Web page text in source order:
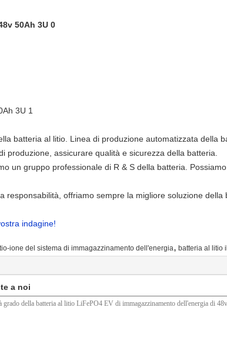
batteria al litio. Linea di produzione automatizzata della
assicurare qualità e sicurezza della batteria.
un gruppo professionale di R & S della batteria.
responsabilità, offriamo sempre la migliore soluzione della
indagine!
ione del sistema di immagazzinamento dell'energia, batteria al litio
a noi